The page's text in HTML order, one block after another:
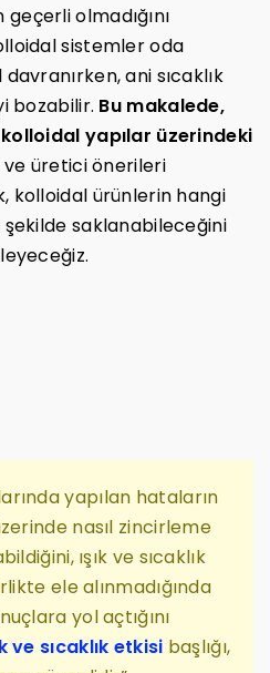
olmadığını
sistemler oda
ani sıcaklık
bozabilir. Bu makalede,
kolloidal yapılar üzerindeki
ve üretici önerileri
kolloidal ürünlerin hangi
şekilde saklanabileceğini
yapılan hataların
nasıl zincirleme
ışık ve sıcaklık
ele alınmadığında
yol açtığını
ve sıcaklık etkisi başlığı,